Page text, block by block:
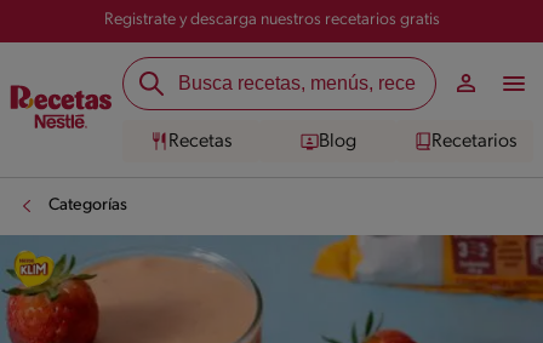
Registrate y descarga nuestros recetarios gratis
Recetas Blog Recetarios
Categorías